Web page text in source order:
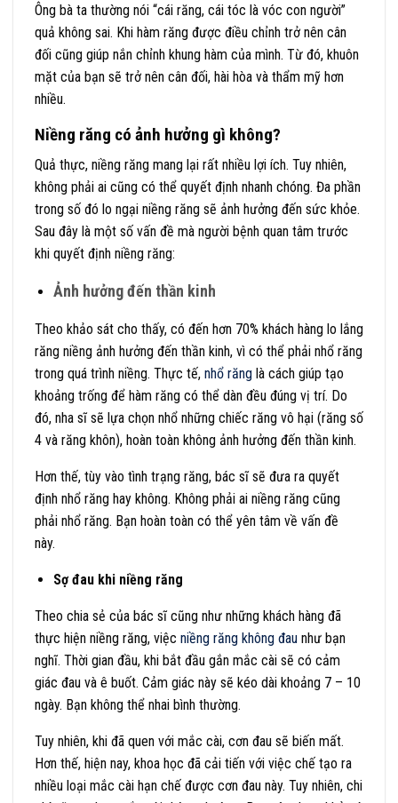
Ông bà ta thường nói “cái răng, cái tóc là vóc con người”
quả không sai. Khi hàm răng được điều chỉnh trở nên cân
đối cũng giúp nắn chỉnh khung hàm của mình. Từ đó, khuôn
mặt của bạn sẽ trở nên cân đối, hài hòa và thẩm mỹ hơn
nhiều.
Niềng răng có ảnh hưởng gì không?
Quả thực, niềng răng mang lại rất nhiều lợi ích. Tuy nhiên,
không phải ai cũng có thể quyết định nhanh chóng. Đa phần
trong số đó lo ngại niềng răng sẽ ảnh hưởng đến sức khỏe.
Sau đây là một số vấn đề mà người bệnh quan tâm trước
khi quyết định niềng răng:
Ảnh hưởng đến thần kinh
Theo khảo sát cho thấy, có đến hơn 70% khách hàng lo lắng
răng niềng ảnh hưởng đến thần kinh, vì có thể phải nhổ răng
trong quá trình niềng. Thực tế, nhổ răng là cách giúp tạo
khoảng trống để hàm răng có thể dàn đều đúng vị trí. Do
đó, nha sĩ sẽ lựa chọn nhổ những chiếc răng vô hại (răng số
4 và răng khôn), hoàn toàn không ảnh hưởng đến thần kinh.
Hơn thế, tùy vào tình trạng răng, bác sĩ sẽ đưa ra quyết
định nhổ răng hay không. Không phải ai niềng răng cũng
phải nhổ răng. Bạn hoàn toàn có thể yên tâm về vấn đề
này.
Sợ đau khi niềng răng
Theo chia sẻ của bác sĩ cũng như những khách hàng đã
thực hiện niềng răng, việc niềng răng không đau như bạn
nghĩ. Thời gian đầu, khi bắt đầu gắn mắc cài sẽ có cảm
giác đau và ê buốt. Cảm giác này sẽ kéo dài khoảng 7 – 10
ngày. Bạn không thể nhai bình thường.
Tuy nhiên, khi đã quen với mắc cài, cơn đau sẽ biến mất.
Hơn thế, hiện nay, khoa học đã cải tiến với việc chế tạo ra
nhiều loại mắc cài hạn chế được cơn đau này. Tuy nhiên, chi